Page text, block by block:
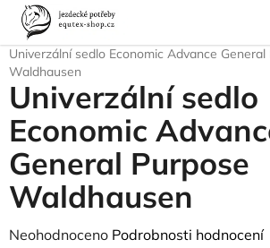
Přejít
obsah
Domů
Pro koně
Univerzální sedlo Economic Advance General
Waldhausen
Univerzální sedlo
Economic
General Purpose
Waldhausen
Průměrné
Neohodnoceno Podrobnosti hodnocení